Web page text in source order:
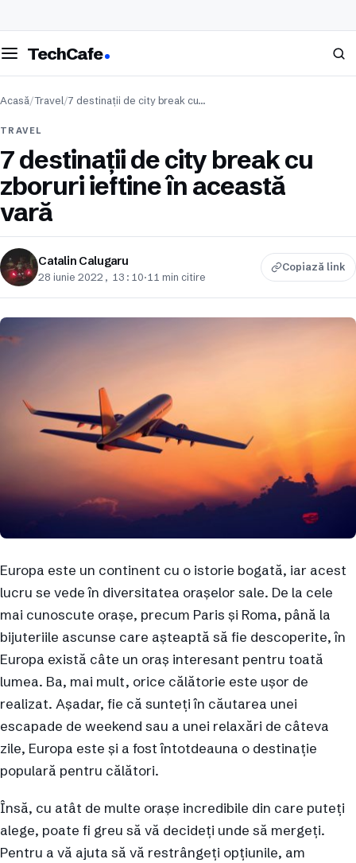
meniul
TechCafe Caută
Acasă/Travel/7 destinații de city break cu…
TRAVEL
7 destinații de city break cu
zboruri ieftine în această
vară
Catalin Calugaru
28 iunie 2022, 13:10·11 min citire
Copiază link
Europa este un continent cu o istorie bogată, iar acest
lucru se vede în diversitatea orașelor sale. De la cele
mai cunoscute orașe, precum Paris și Roma, până la
bijuteriile ascunse care așteaptă să fie descoperite, în
Europa există câte un oraș interesant pentru toată
lumea. Ba, mai mult, orice călătorie este ușor de
realizat. Așadar, fie că sunteți în căutarea unei
escapade de weekend sau a unei relaxări de câteva
zile, Europa este și a fost întotdeauna o destinație
populară pentru călători.
Însă, cu atât de multe orașe incredibile din care puteți
alege, poate fi greu să vă decideți unde să mergeți.
Pentru a vă ajuta să vă restrângeți opțiunile, am